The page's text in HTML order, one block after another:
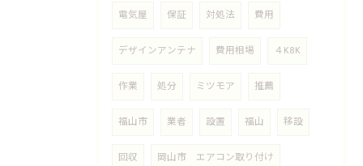
電気屋 保証 対処法 費用
デザインアンテナ 費用相場 ４K8K
作業 処分 ミツモア 推薦
福山市 業者 設置 福山 移設
回収 岡山市 エアコン取り付け